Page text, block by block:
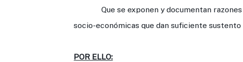
Que se exponen y documentan razones
socio-económicas que dan suficiente
POR ELLO: